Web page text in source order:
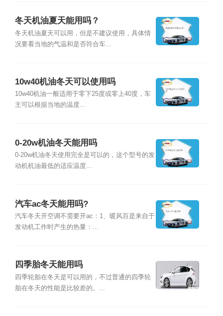
冬天机油夏天能用吗？
冬天机油夏天可以用，但是不建议使用，具体情
况要看当地的气温和是否符合车...
10w40机油冬天可以使用吗
10w40机油一般适用于零下25度或零上40度，车
主可以根据当地的温度...
0-20w机油冬天能用吗
0-20w机油冬天使用完全是可以的，这个型号的发
动机机油最低的适应温度...
汽车ac冬天能用吗?
汽车冬天开空调不需要开ac：1、暖风百是来自于
发动机工作时产生的热量：...
四季胎冬天能用吗
四季轮胎在冬天是可以用的，不过普通的四季轮
胎在冬天的性能是比较差的。...